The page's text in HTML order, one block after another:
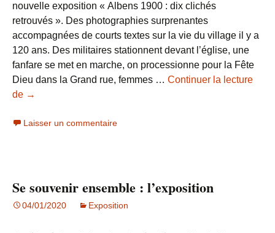
nouvelle exposition « Albens 1900 : dix clichés
retrouvés ». Des photographies surprenantes
accompagnées de courts textes sur la vie du village il y a
120 ans. Des militaires stationnent devant l’église, une
fanfare se met en marche, on processionne pour la Fête
Dieu dans la Grand rue, femmes … Continuer la lecture
de Une
de
administratif
→
Laisser un commentaire
Se souvenir ensemble : l’exposition
04/01/2020 Exposition